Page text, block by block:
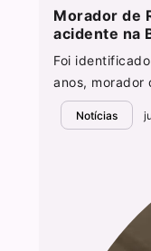
Morador de
acidente na
Foi
anos, morador
Notícias